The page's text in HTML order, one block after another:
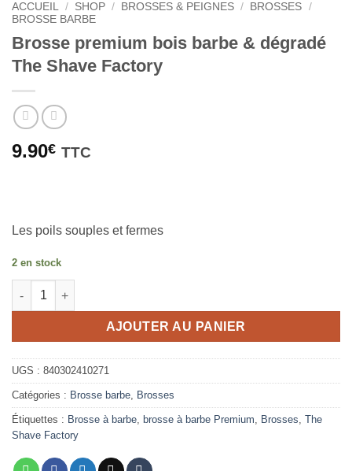
ACCUEIL / SHOP / BROSSES & PEIGNES / BROSSES /
BROSSE BARBE
Brosse premium bois barbe & dégradé
The Shave Factory
9.90€ TTC
Les poils souples et fermes
2 en stock
quantité de Brosse premium bois barbe & dégradé The Shave
AJOUTER AU PANIER
UGS : 840302410271
Catégories : Brosse barbe Brosses
Étiquettes : Brosse à barbe brosse à barbe Premium Brosses The
Shave Factory